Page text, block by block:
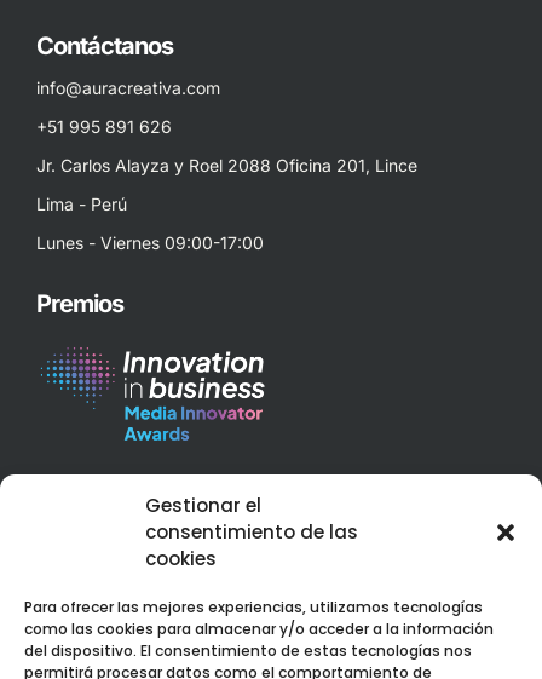
Gestionar el
consentimiento de las
cookies
Para ofrecer las mejores experiencias, utilizamos tecnologías
como las cookies para almacenar y/o acceder a la información
del dispositivo. El consentimiento de estas tecnologías nos
permitirá procesar datos como el comportamiento de
Contáctanos
info@auracreativa.com
+51 995 891 626
Jr. Carlos Alayza y Roel 2088 Oficina 201, Lince
Lima - Perú
Lunes - Viernes 09:00-17:00
Premios
Best Corporate Branding & Digital Marketing 2023 – Peru
Web Design Services Excellence Award 2023 – Peru